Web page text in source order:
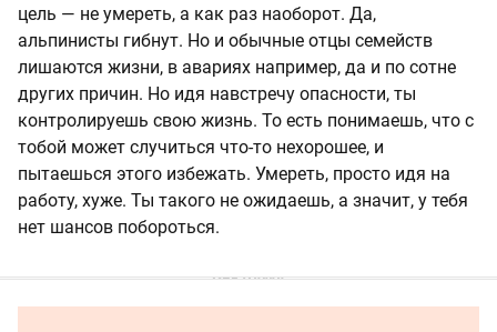
цель — не умереть, а как раз наоборот. Да,
альпинисты гибнут. Но и обычные отцы семейств
лишаются жизни, в авариях например, да и по сотне
других причин. Но идя навстречу опасности, ты
контролируешь свою жизнь. То есть понимаешь, что с
тобой может случиться что-то нехорошее, и
пытаешься этого избежать. Умереть, просто идя на
работу, хуже. Ты такого не ожидаешь, а значит, у тебя
нет шансов побороться.